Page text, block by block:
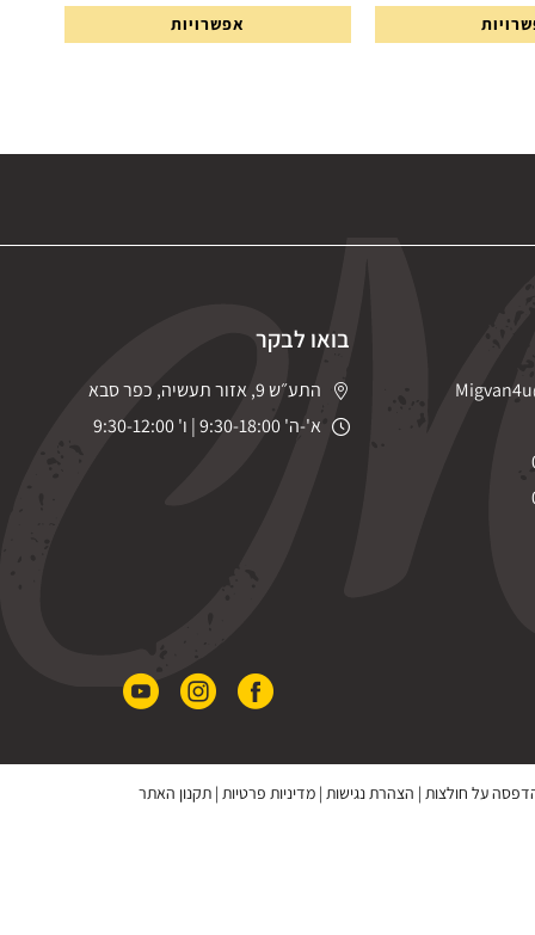
אפשרויות
בואו לבקר
התע״ש 9, אזור תעשיה, כפר סבא
א'-ה' 9:30-18:00 | ו' 9:30-12:00
הדפסה על חולצות | הצהרת נגישות |מדיניות פרטיות |תקנון האתר